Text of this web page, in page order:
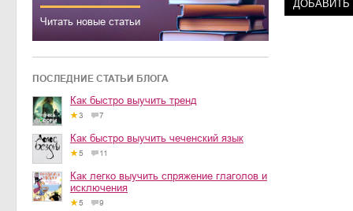
Читать новые статьи
ПОСЛЕДНИЕ СТАТЬИ БЛОГА
Как быстро выучить тренд
3 7
Как быстро выучить чеченский язык
5 11
Как легко выучить спряжение глаголов и
исключения
5 9